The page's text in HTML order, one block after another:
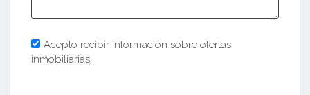
Acepto recibir información sobre ofertas
inmobiliarias